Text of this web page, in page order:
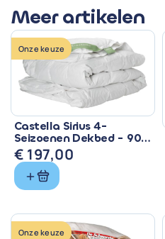
Meer artikelen
Onze keuze
Castella Sirius 4-
Seizoenen Dekbed - 90%
Eendendons &
Ventilerend
€ 197,00
Onze keuze